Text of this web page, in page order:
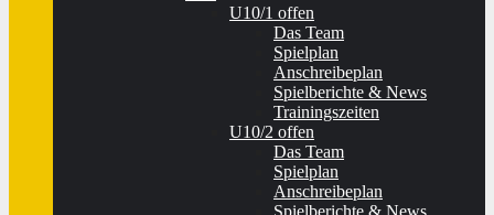
U10/1 offen
Das Team
Spielplan
Anschreibeplan
Spielberichte & News
Trainingszeiten
U10/2 offen
Das Team
Spielplan
Anschreibeplan
Spielberichte & News